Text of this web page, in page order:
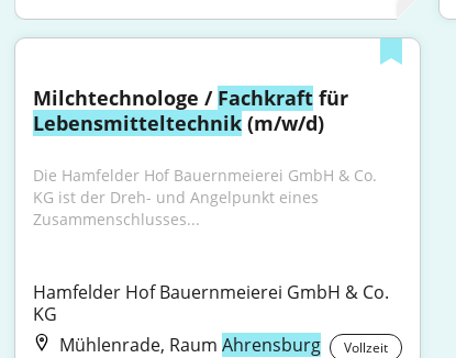
Milchtechnologe / Fachkraft
Lebensmitteltechnik (m/w/d)
Die Hamfelder Hof Bauernmeierei GmbH & Co.
KG ist der Dreh- und Angelpunkt eines
Zusammenschlusses...
Hamfelder Hof Bauernmeierei GmbH & Co.
KG
Mühlenrade, RaumAhrensburg Vollzeit